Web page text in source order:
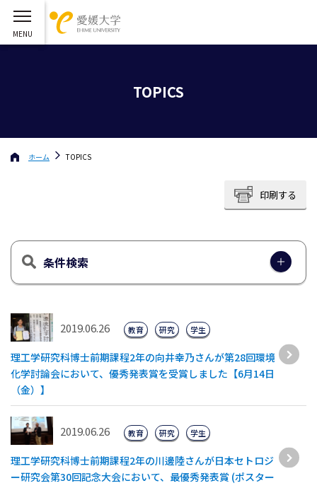
TOPICS
ホーム TOPICS
印刷する
条件検索
2019.06.26
理工学研究科博士前期課程2年の向井幸乃さんが第28回環境
化学討論会において、優秀発表賞を受賞しました【6月14日
（金）】
教育 研究 学生
2019.06.26
理工学研究科博士前期課程2年の川邊陸さんが日本セトロジ
ー研究会第30回記念大会において、最優秀発表賞 (ポスター
教育 研究 学生